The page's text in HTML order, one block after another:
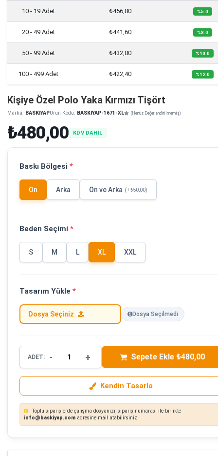
10 - 19 Adet ₺456,00 %5.0
20 - 49 Adet ₺441,60 %8.0
50 - 99 Adet ₺432,00 %10.0
100 - 499 Adet ₺422,40 %12.0
Kişiye Özel Polo Yaka Kırmızı Tişört
Marka: BASKIYAPÜrün Kodu: BASKIYAP-1671-XL (Henüz Değerlendirilmemiş)
₺480,00 KDV DAHİL
Baskı Bölgesi *
Ön Arka Ön ve Arka (+₺50,00)
Beden Seçimi *
S M L XL XXL
Tasarım Yükle *
Dosya Seçiniz Dosya Seçilmedi
ADET: - + Sepete Ekle ₺480,00
Kendin Tasarla
Toplu siparişlerde çalışma dosyanızı, sipariş numarası ile birlikte
info@baskiyap.com adresine mail atabilirsiniz.